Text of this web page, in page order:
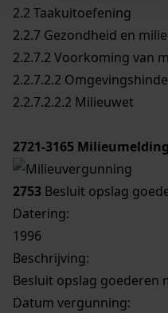
2.2 Taakuitoefening
2.2.7 Gezondheid en
2.2.7.2 Voorkoming van
2.2.7.2.2
2.2.7.2.2.2 Milieuwet
2721-3165
2753 Besluit opslag
Datering:
1996
Beschrijving:
Besluit opslag goederen
Datum vergunning: